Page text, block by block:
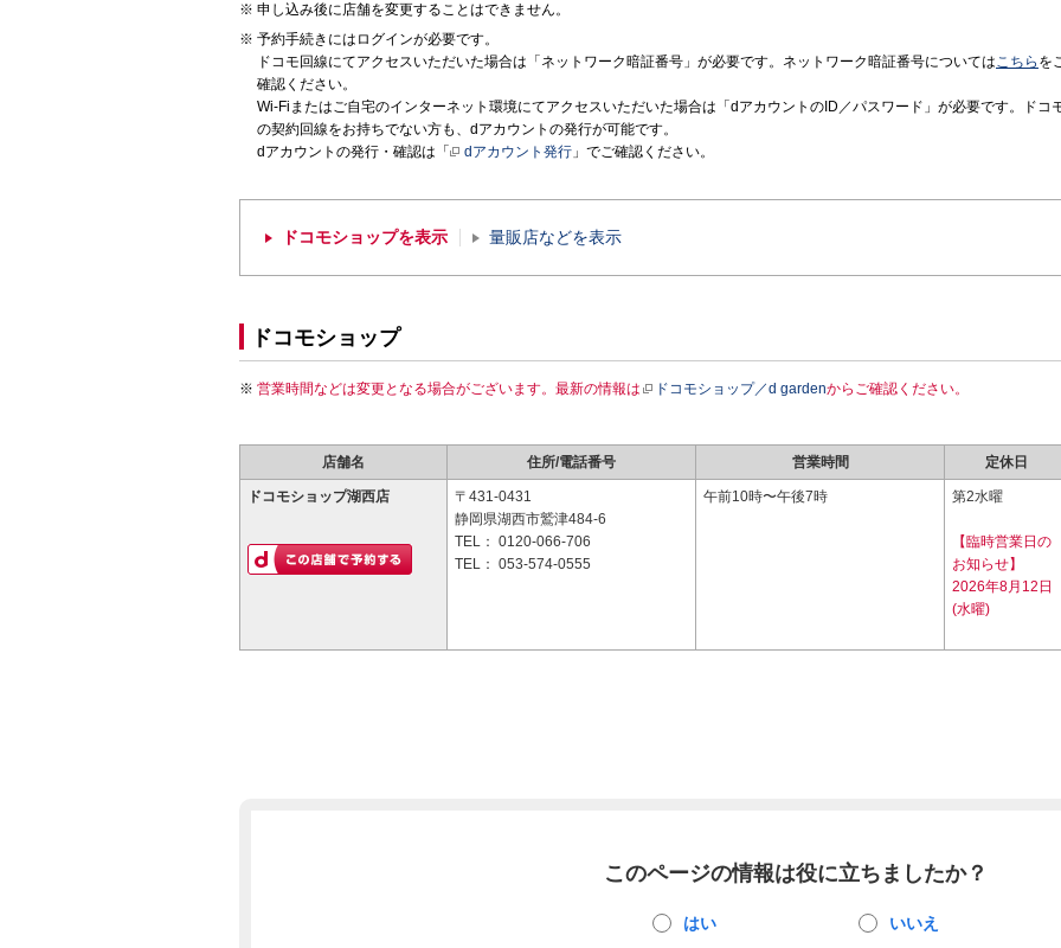
申し込み後に店舗を変更することはできません。
予約手続きにはログインが必要です。
ドコモ回線にてアクセスいただいた場合は「ネットワーク暗証番号」が必要です。ネットワーク暗証番号についてはこちら を
確認ください。
Wi-Fiまたはご自宅のインターネット環境にてアクセスいただいた場合は「dアカウントのID／パスワード」が必要です。ドコ
の契約回線をお持ちでない方も、dアカウントの発行が可能です。
dアカウントの発行・確認は「
dアカウント発行 」でご確認ください。
ドコモショップを表示 量販店などを表示
ドコモショップ
営業時間などは変更となる場合がございます。最新の情報は ドコモショップ／d gardenからご確認ください。
店舗名 住所/電話番号 営業時間 定休日
ドコモショップ湖西店
〒431-0431
静岡県湖西市鷲津484-6
TEL： 0120-066-706
TEL： 053-574-0555
午前10時〜午後7時 第2水曜
【臨時営業日の
お知らせ】
2026年8月12日
(水曜)
このページの情報は役に立ちましたか？
はい いいえ